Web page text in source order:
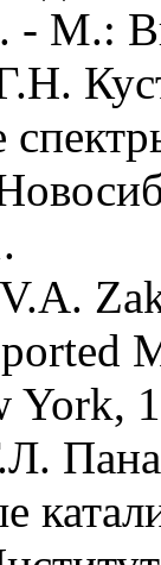
- М.:
York,